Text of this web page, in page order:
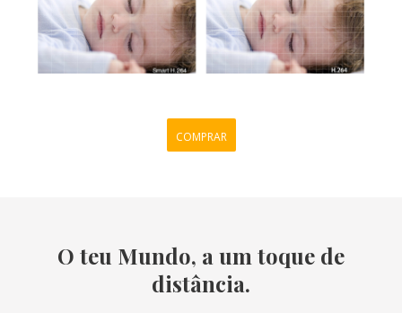
COMPRAR
O teu Mundo, a um toque de
distância.